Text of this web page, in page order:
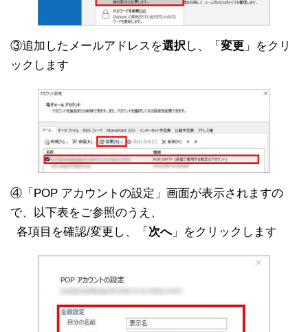
③追加したメールアドレスを選択 し、「 変更 」をクリ
ックします
④「POP アカウントの設定」画面が表示されますの
で、以下表をご参照のうえ、
各項目を確認/変更し、「 次へ」をクリックします